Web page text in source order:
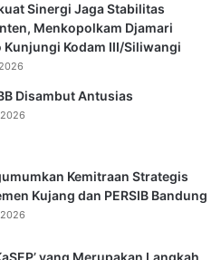
Sinergi Jaga Stabilitas
Menkopolkam Djamari
Kunjungi Kodam III/Siliwangi
Disambut Antusias
Kemitraan Strategis
Kujang dan PERSIB Bandung